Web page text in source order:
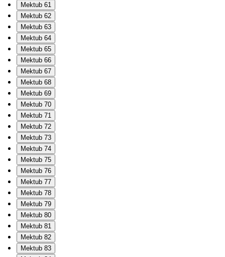
Mektub 61
Mektub 62
Mektub 63
Mektub 64
Mektub 65
Mektub 66
Mektub 67
Mektub 68
Mektub 69
Mektub 70
Mektub 71
Mektub 72
Mektub 73
Mektub 74
Mektub 75
Mektub 76
Mektub 77
Mektub 78
Mektub 79
Mektub 80
Mektub 81
Mektub 82
Mektub 83